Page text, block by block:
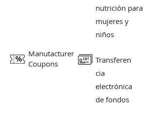
nutrición para
mujeres y
niños
Manutacturer
Coupons
Transferen
cia
electrónica
de fondos